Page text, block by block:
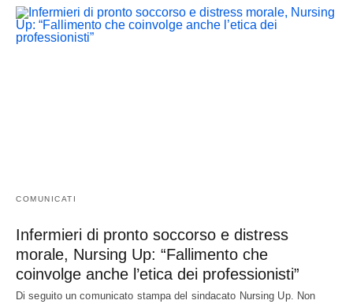
COMUNICATI
Infermieri di pronto soccorso e distress
morale, Nursing Up: “Fallimento che
coinvolge anche l’etica dei professionisti”
Di seguito un comunicato stampa del sindacato Nursing Up. Non